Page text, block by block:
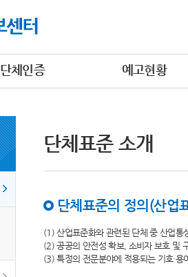
단체인증 예고현황
단체표준 소개
단체표준의 정의(산업
(1) 산업표준화와 관련된 단체 중 산업통
(2) 공공의 안전성 확보, 소비자 보호 및
(3) 특정의 전문분야에 적용되는 기호·용